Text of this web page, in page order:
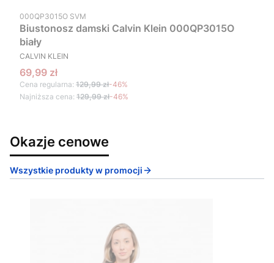
Kod produktu
000QP3015O SVM
Biustonosz damski Calvin Klein 000QP3015O
biały
PRODUCENT
CALVIN KLEIN
Cena promocyjna
69,99 zł
Cena regularna: 129,99 zł-46%
Najniższa cena: 129,99 zł-46%
Okazje cenowe
Wszystkie produkty w promocji